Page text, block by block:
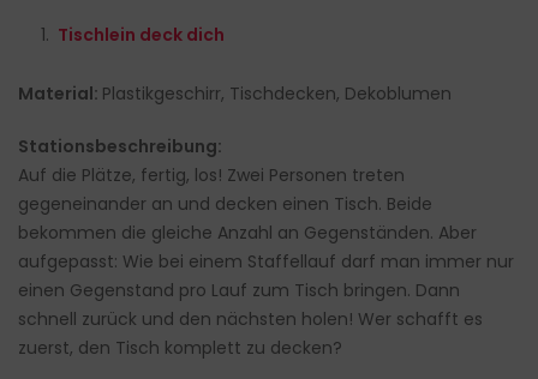
Tischlein deck dich
Material: Plastikgeschirr, Tischdecken, Dekoblumen
Stationsbeschreibung:
Auf die Plätze, fertig, los! Zwei Personen treten
gegeneinander an und decken einen Tisch. Beide
bekommen die gleiche Anzahl an Gegenständen. Aber
aufgepasst: Wie bei einem Staffellauf darf man immer nur
einen Gegenstand pro Lauf zum Tisch bringen. Dann
schnell zurück und den nächsten holen! Wer schafft es
zuerst, den Tisch komplett zu decken?